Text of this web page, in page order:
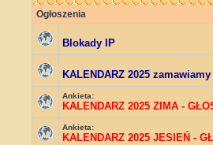
Ogłoszenia
Blokady IP
KALENDARZ 2025 zamawiamy
Ankieta:
KALENDARZ 2025 ZIMA -
Ankieta:
KALENDARZ 2025 JESIEŃ -